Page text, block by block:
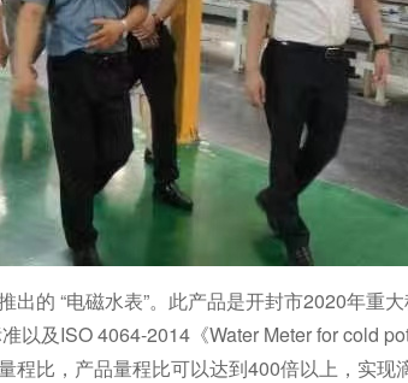
的 “电磁水表”。此产品是开封市2020年重
以及ISO 4064-2014《Water Meter for cold
程比，产品量程比可以达到400倍以上，实